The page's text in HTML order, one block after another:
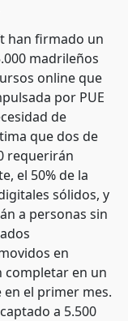
han firmado un
madrileños
online que
por PUE
de
que dos de
requerirán
el 50% de la
sólidos, y
a personas sin
en
completar en un
el primer mes.
a 5.500